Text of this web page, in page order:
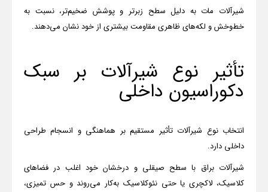
شیرآلات مات به دلیل سطح زبرتر و پوشش ضخیم‌تر، نسبت به
خط‌وخش و لکه‌های ظاهری مقاومت بیشتری از خود نشان می‌دهند.
تأثیر نوع شیرآلات بر سبک
دکوراسیون داخلی
انتخاب نوع شیرآلات تأثیر مستقیم بر هماهنگی و انسجام طراحی
داخلی دارد.
شیرآلات براق با سطح صیقلی و درخشان خود اغلب در فضاهای
کلاسیک، لاکچری یا حتی نئوکلاسیک به‌کار می‌روند و حس تمیزی،